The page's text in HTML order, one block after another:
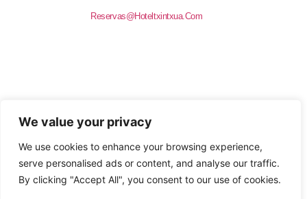
We value your privacy
We use cookies to enhance your browsing experience,
serve personalised ads or content, and analyse our traffic.
By clicking "Accept All", you consent to our use of cookies.
Reservas@hoteltxintxua.com
9:00 Am – 8:00 Pm
HSS00638
SÍGUENOS